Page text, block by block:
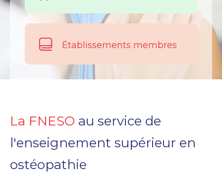
Établissements membres
La FNESO au service de
l'enseignement supérieur en
ostéopathie